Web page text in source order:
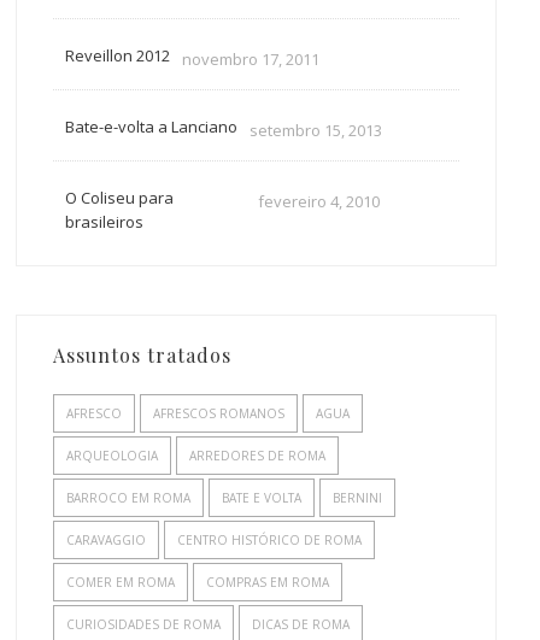
Reveillon 2012 novembro 17, 2011
Bate-e-volta a Lanciano setembro 15, 2013
O Coliseu para
brasileiros
fevereiro 4, 2010
Assuntos tratados
AFRESCO AFRESCOS ROMANOS AGUA
ARQUEOLOGIA ARREDORES DE ROMA
BARROCO EM ROMA BATE E VOLTA BERNINI
CARAVAGGIO CENTRO HISTÓRICO DE ROMA
COMER EM ROMA COMPRAS EM ROMA
CURIOSIDADES DE ROMA DICAS DE ROMA